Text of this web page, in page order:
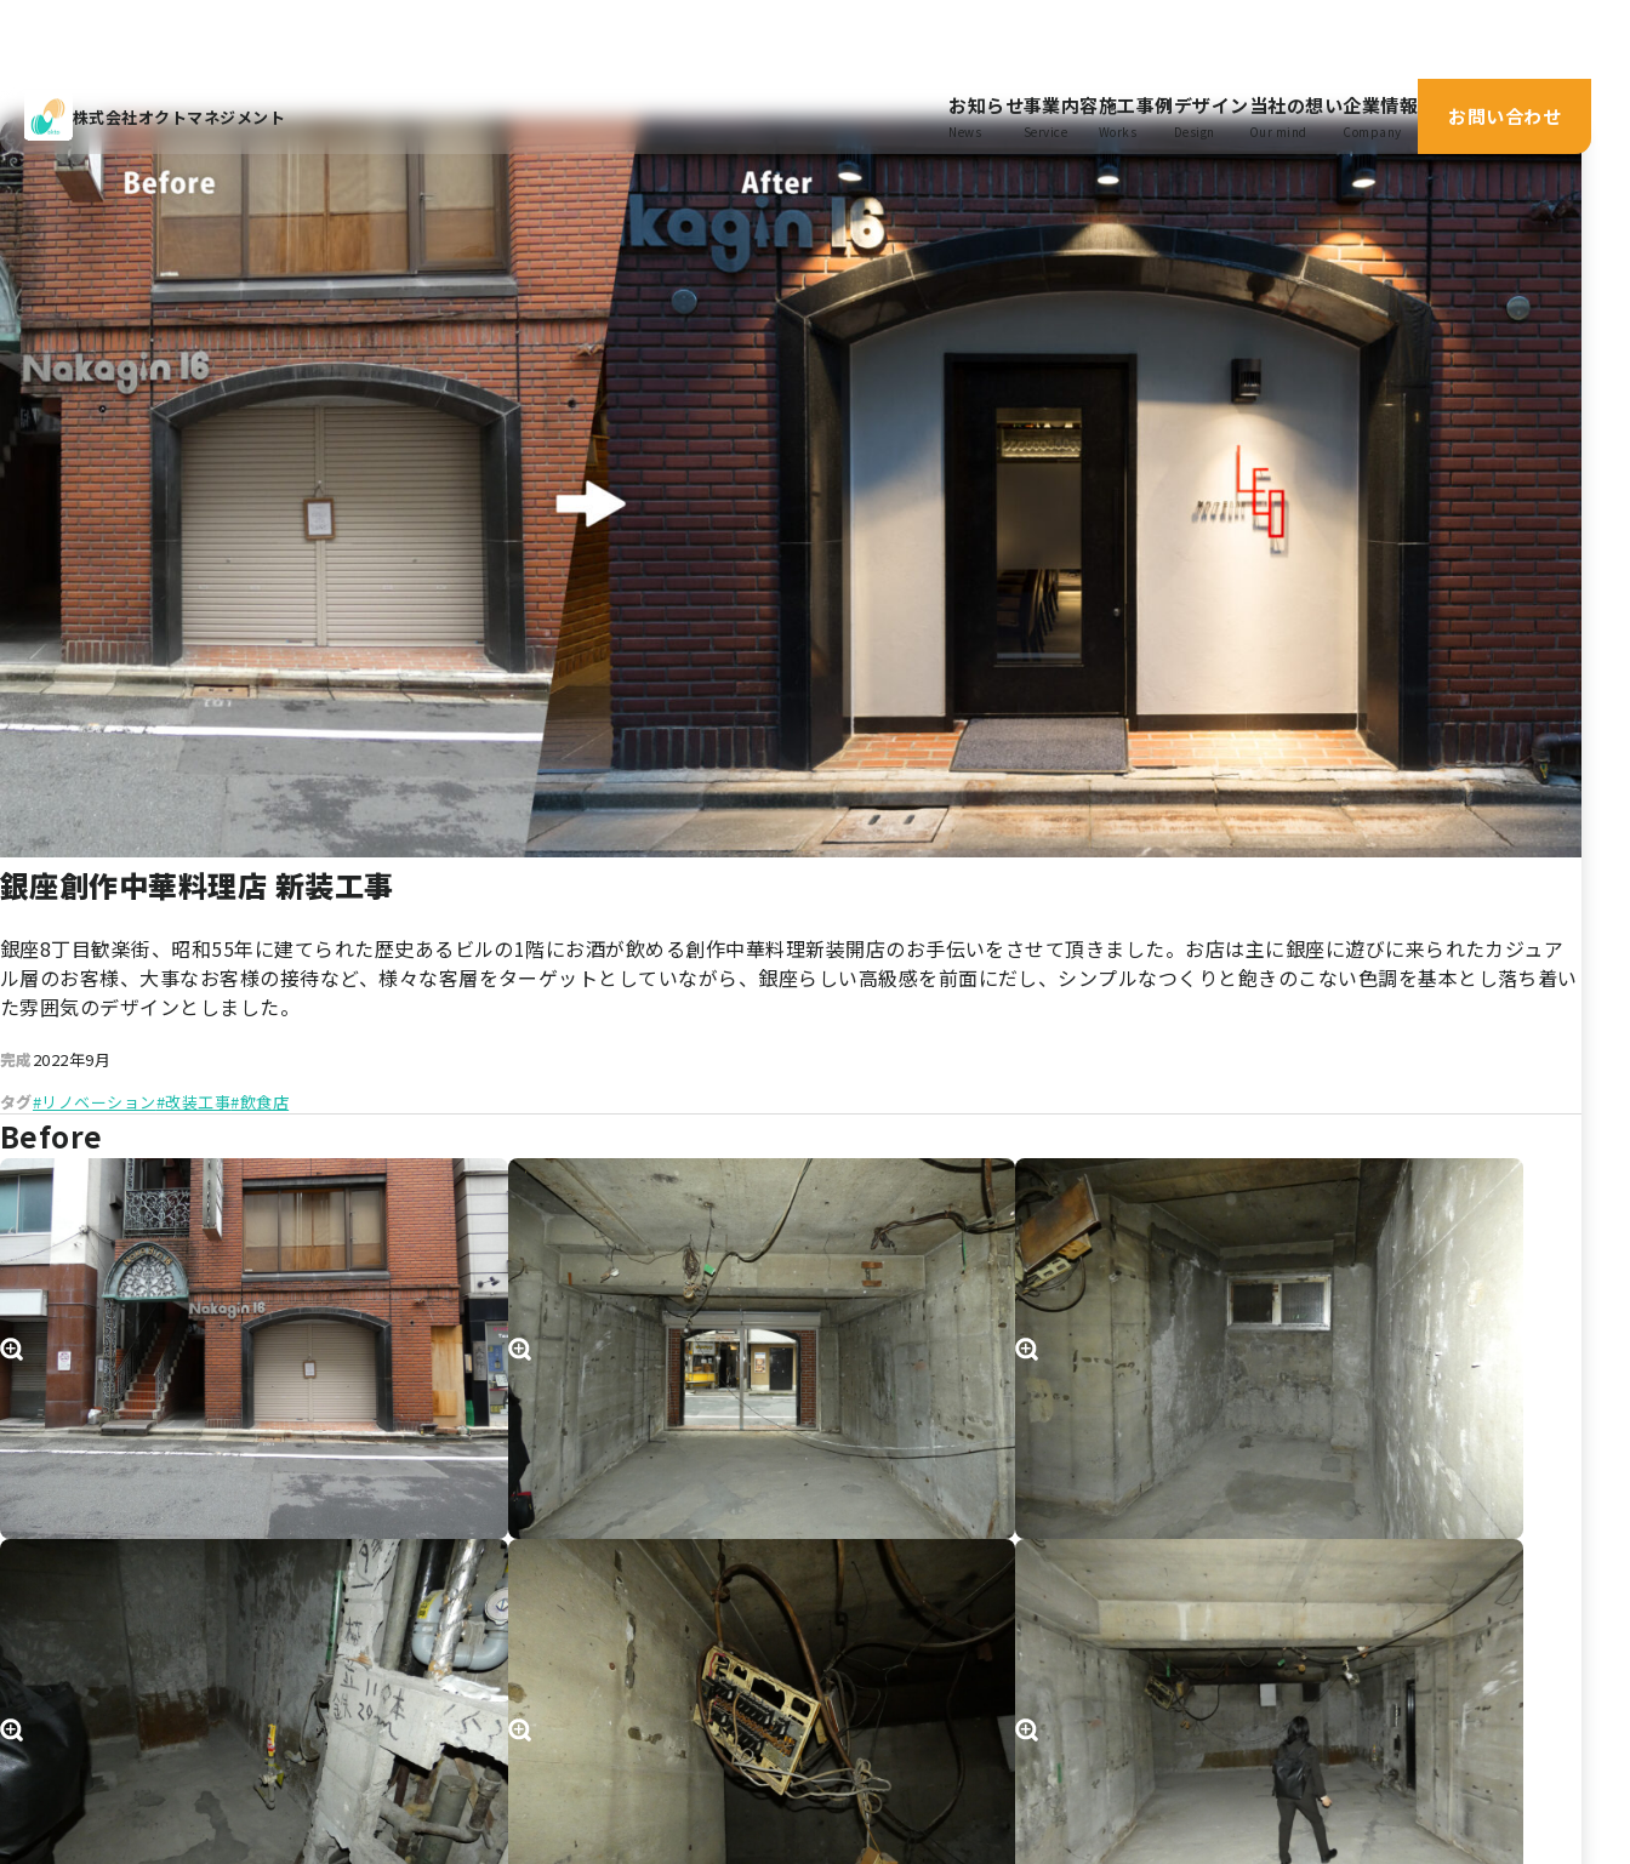
株式会社オクトマネジメント お知らせ
News
事業内容
Service
施工事例
Works
デザイン
Design
当社の想い
Our mind
企業情報
Company
お問い合わせ
銀座創作中華料理店 新装工事
銀座8丁目歓楽街、昭和55年に建てられた歴史あるビルの1階にお酒が飲める創作中華料理新装開店のお手伝いをさせて頂きました。お店は主に銀座に遊びに来られたカジュア
ル層のお客様、大事なお客様の接待など、様々な客層をターゲットとしていながら、銀座らしい高級感を前面にだし、シンプルなつくりと飽きのこない色調を基本とし落ち着い
た雰囲気のデザインとしました。
完成2022年9月
タグ#リノベーション#改装工事#飲食店
Before